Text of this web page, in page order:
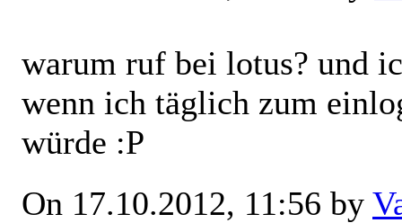
warum ruf bei lotus? und
wenn ich täglich zum
würde :P
On 17.10.2012, 11:56 by